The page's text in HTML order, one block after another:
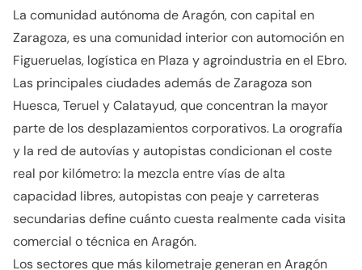
La comunidad autónoma de Aragón, con capital en
Zaragoza, es una comunidad interior con automoción en
Figueruelas, logística en Plaza y agroindustria en el Ebro.
Las principales ciudades además de Zaragoza son
Huesca, Teruel y Calatayud, que concentran la mayor
parte de los desplazamientos corporativos. La orografía
y la red de autovías y autopistas condicionan el coste
real por kilómetro: la mezcla entre vías de alta
capacidad libres, autopistas con peaje y carreteras
secundarias define cuánto cuesta realmente cada visita
comercial o técnica en Aragón.
Los sectores que más kilometraje generan en Aragón